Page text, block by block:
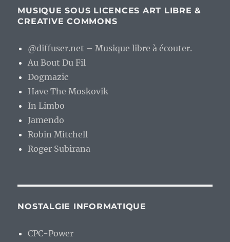
MUSIQUE SOUS LICENCES ART LIBRE &
CREATIVE COMMONS
@diffuser.net – Musique libre à écouter.
Au Bout Du Fil
Dogmazic
Have The Moskovik
In Limbo
Jamendo
Robin Mitchell
Roger Subirana
NOSTALGIE INFORMATIQUE
CPC-Power